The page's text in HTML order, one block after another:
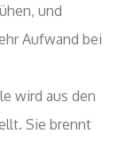
und
Aufwand bei
wird aus den
Sie brennt